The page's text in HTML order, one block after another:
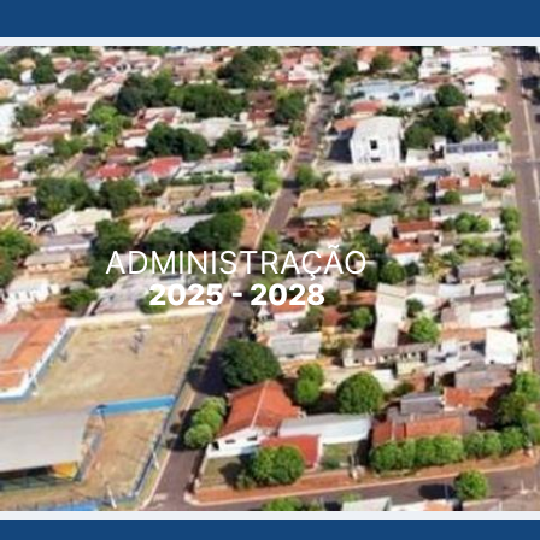
ADMINISTRAÇÃO
2025 - 2028